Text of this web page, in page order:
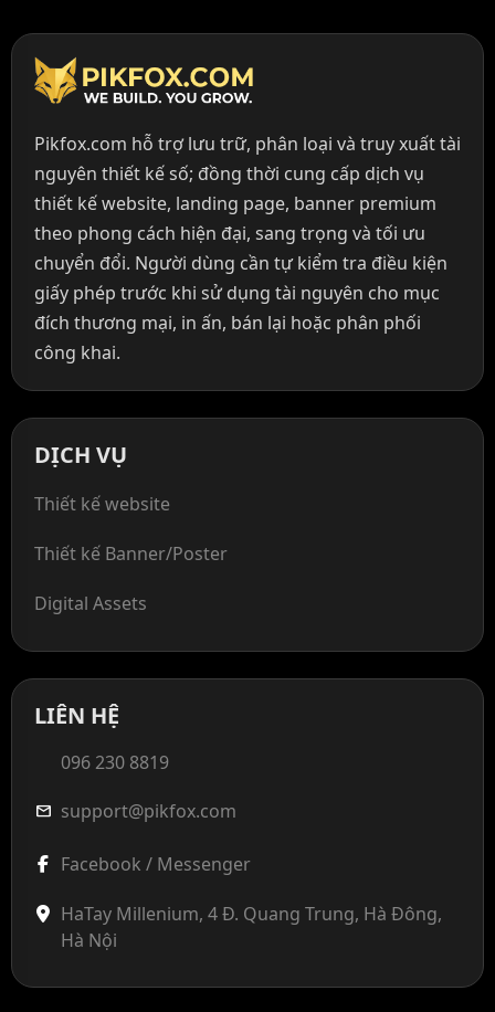
Pikfox.com hỗ trợ lưu trữ, phân loại và truy xuất tài
nguyên thiết kế số; đồng thời cung cấp dịch vụ
thiết kế website, landing page, banner premium
theo phong cách hiện đại, sang trọng và tối ưu
chuyển đổi. Người dùng cần tự kiểm tra điều kiện
giấy phép trước khi sử dụng tài nguyên cho mục
đích thương mại, in ấn, bán lại hoặc phân phối
công khai.
DỊCH VỤ
Thiết kế website
Thiết kế Banner/Poster
Digital Assets
LIÊN HỆ
096 230 8819
mail support@pikfox.com
Facebook / Messenger
HaTay Millenium, 4 Đ. Quang Trung, Hà Đông,
Hà Nội